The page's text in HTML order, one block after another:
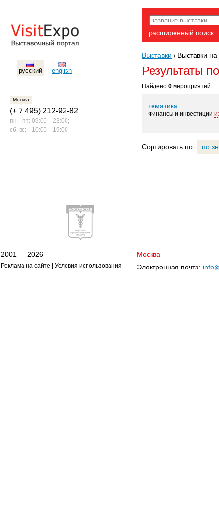
русский english
Москва
(+ 7 495) 212-92-82
пн—пт: 09:00—23:00;
сб, вс:
10:00—19:00
расширенный поиск
Выставки / Выставки на
Результаты
Найдено 0 мероприятий.
тематика
Финансы и инвестиции
Сортировать по: по
2001 — 2026
Реклама на сайте Условия использования
Москва
Электронная почта: